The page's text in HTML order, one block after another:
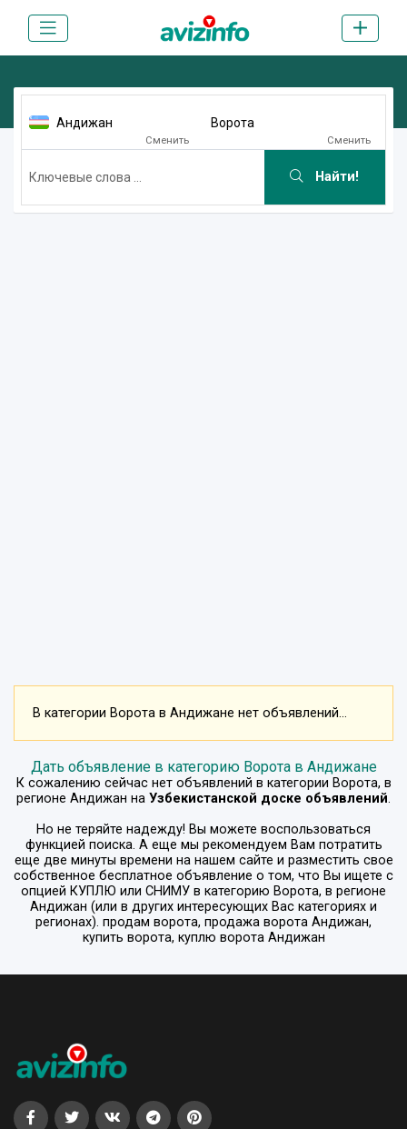
Андижан
Сменить
Ворота
Сменить
Найти!
В категории Ворота в Андижане нет объявлений...
Дать объявление в категорию Ворота в Андижане
К сожалению сейчас нет объявлений в категории Ворота, в
регионе Андижан на Узбекистанской доске объявлений.
Но не теряйте надежду! Вы можете воспользоваться
функцией поиска. А еще мы рекомендуем Вам потратить
еще две минуты времени на нашем сайте и разместить свое
собственное бесплатное объявление о том, что Вы ищете с
опцией КУПЛЮ или СНИМУ в категорию Ворота, в регионе
Андижан (или в других интересующих Вас категориях и
регионах). продам ворота, продажа ворота Андижан,
купить ворота, куплю ворота Андижан